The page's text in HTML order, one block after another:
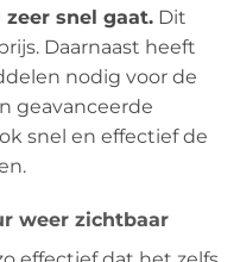
snel gaat. Dit
Daarnaast heeft
nodig voor de
geavanceerde
snel en effectief de
weer zichtbaar